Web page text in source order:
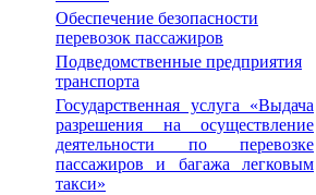
Обеспечение безопасности
перевозок пассажиров
Подведомственные предприятия
транспорта
Государственная услуга «Выдача
разрешения на осуществление
деятельности по перевозке
пассажиров и багажа легковым
такси»